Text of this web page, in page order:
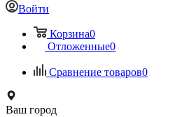
Войти
Корзина0
Отложенные0
Сравнение товаров0
Ваш город